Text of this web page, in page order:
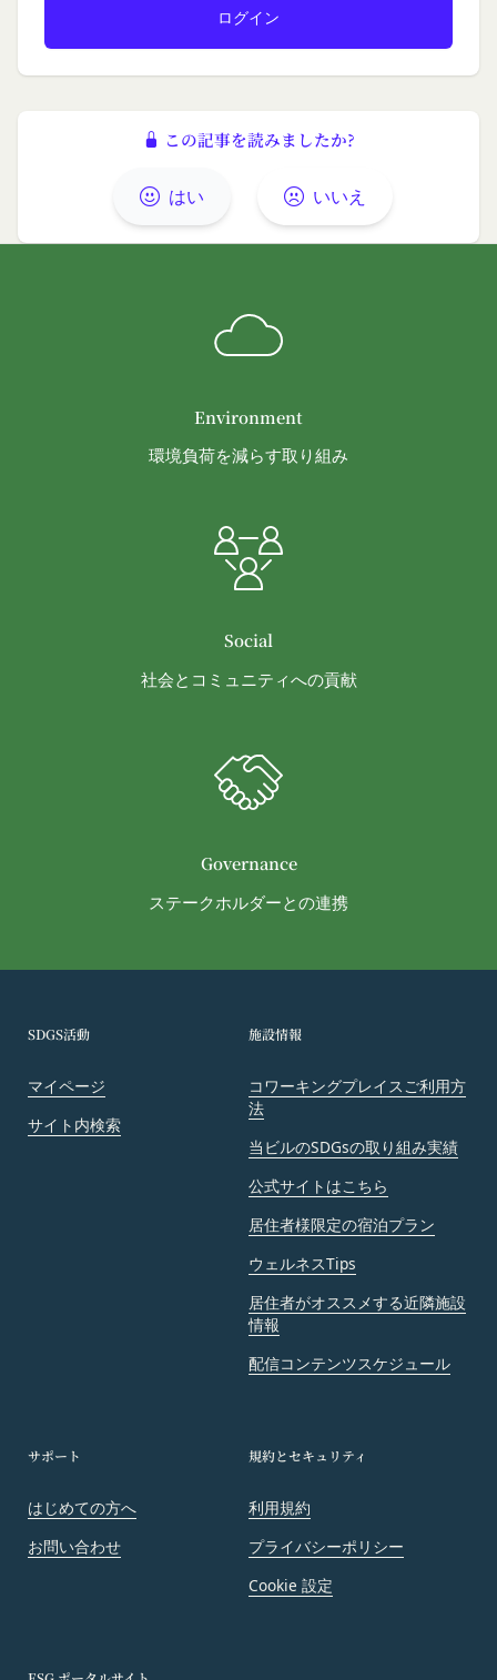
この記事を読みましたか?
はい いいえ
Environment
環境負荷を減らす取り組み
Social
社会とコミュニティへの貢献
Governance
ステークホルダーとの連携
SDGS活動
マイページ
サイト内検索
施設情報
コワーキングプレイスご利用方
法
当ビルのSDGsの取り組み実績
公式サイトはこちら
居住者様限定の宿泊プラン
ウェルネスTips
居住者がオススメする近隣施設
情報
配信コンテンツスケジュール
サポート
はじめての方へ
お問い合わせ
規約とセキュリティ
利用規約
プライバシーポリシー
Cookie 設定
会員は、プライバシーポリシーの定めに従い、当社
が会員から取得した情報を取り扱うことについて、
承諾したものとします。
とがあります。
メールマガジンおよび広告等の情報配信並びに
その成果確認
利用上の注意およびその他当社から会員に対す
ンツおよび広告の開発、提供、メンテナンスお
お客さまアンケートの実施
システムメンテナンス、不具合への対応
技術サポートの提供、会員からの問い合わせ対
違反する行為に対する対応
当社は、本サービスの運営管理にあたって、以下各
のとします。また、サービスが中止、変更等された
ことにより利用者が被った損害について、当社は責
本サービス設備等のコンピュータシステム(以下
守点検が必要になった場合
運用が困難になった場合
システムの運用が困難になった場合
困難になった場合
その他、やむを得ずシステムの停止が必要と当社が
判断した場合
第14条（契約上の地位の譲渡等）
会員は、当社の事前の書面による承諾なくして、本
規約に基づく権利もしくは義務につき、第三者に対
し、譲渡、移転、担保設定、その他の処分をするこ
当社は本サービスにかかる事業を第三者に譲渡した
場合には、当該事業譲渡に伴い本規約に基づく権利
および義務並びに会員の登録事項その他の情報を当
該事業譲渡の譲受人に譲渡することができるものと
業譲渡には、通常の事業譲渡のみならず、会社分割
ます。
第15条（第三者への委託）
委託することができるものとし、会員はこれを承諾